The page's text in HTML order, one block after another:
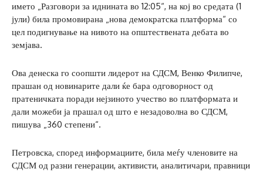
името „Разговори за иднината во 12:05“, на кој во средата (1
јули) била промовирана „нова демократска платформа“ со
цел подигнување на нивото на општествената дебата во
земјава.
Ова денеска го соопшти лидерот на СДСМ, Венко Филипче,
прашан од новинарите дали ќе бара одговорност од
пратеничката поради нејзиното учество во платформата и
дали можеби ја прашал од што е незадоволна во СДСМ,
пишува „360 степени“.
Петровска, според информациите, била меѓу членовите на
СДСМ од разни генерации, активисти, аналитичари, правници